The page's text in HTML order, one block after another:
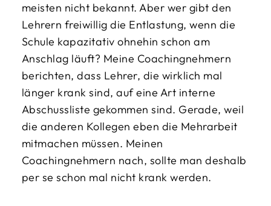
meisten nicht bekannt. Aber wer gibt den
Lehrern freiwillig die Entlastung, wenn die
Schule kapazitativ ohnehin schon am
Anschlag läuft? Meine Coachingnehmern
berichten, dass Lehrer, die wirklich mal
länger krank sind, auf eine Art interne
Abschussliste gekommen sind. Gerade, weil
die anderen Kollegen eben die Mehrarbeit
mitmachen müssen. Meinen
Coachingnehmern nach, sollte man deshalb
per se schon mal nicht krank werden.